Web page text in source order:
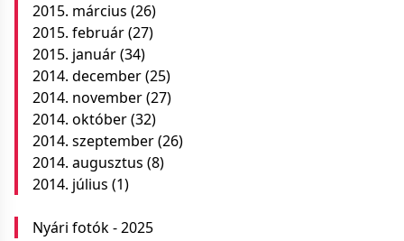
2015. március (26)
2015. február(27)
2015. január(34)
2014. december(25)
2014. november(27)
2014. október(32)
2014. szeptember(26)
2014. augusztus (8)
2014. július (1)
Nyári fotók - 2025